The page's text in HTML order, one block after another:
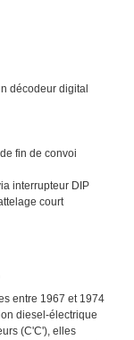
décodeur digital
fin de convoi
interrupteur DIP
court
entre 1967 et 1974
diesel-électrique
(C'C'), elles